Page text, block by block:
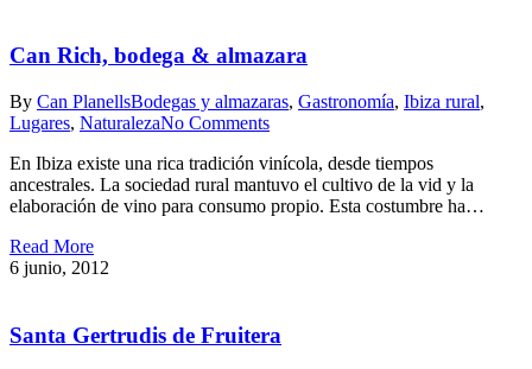
Can Rich, bodega & almazara
By Can PlanellsBodegas y almazaras, Gastronomía, Ibiza rural,
Lugares, NaturalezaNo Comments
En Ibiza existe una rica tradición vinícola, desde tiempos
ancestrales. La sociedad rural mantuvo el cultivo de la vid y la
elaboración de vino para consumo propio. Esta costumbre ha…
Read More
6 junio, 2012
Santa Gertrudis de Fruitera